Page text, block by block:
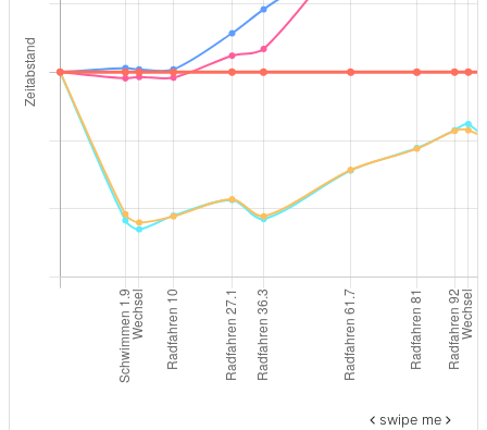
swipe me